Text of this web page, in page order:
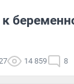
14 859 8